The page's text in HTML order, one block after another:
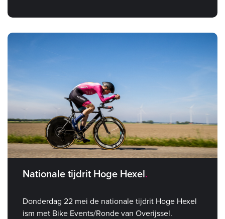
Nationale tijdrit Hoge Hexel
Donderdag 22 mei de nationale tijdrit Hoge Hexel
ism met Bike Events/Ronde van Overijssel.